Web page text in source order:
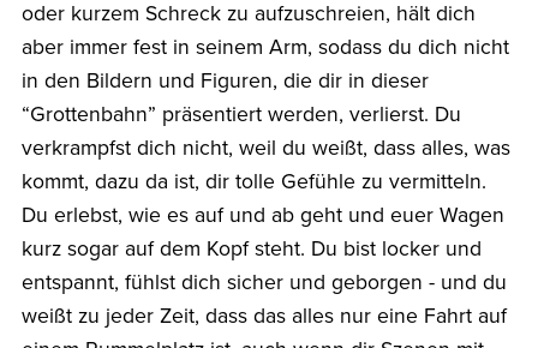
oder kurzem Schreck zu aufzuschreien, hält dich
aber immer fest in seinem Arm, sodass du dich nicht
in den Bildern und Figuren, die dir in dieser
“Grottenbahn” präsentiert werden, verlierst. Du
verkrampfst dich nicht, weil du weißt, dass alles, was
kommt, dazu da ist, dir tolle Gefühle zu vermitteln.
Du erlebst, wie es auf und ab geht und euer Wagen
kurz sogar auf dem Kopf steht. Du bist locker und
entspannt, fühlst dich sicher und geborgen - und du
weißt zu jeder Zeit, dass das alles nur eine Fahrt auf